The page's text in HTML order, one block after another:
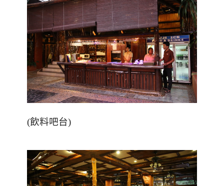
(飲料吧台)